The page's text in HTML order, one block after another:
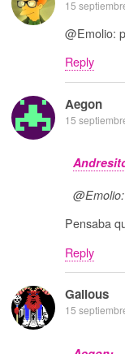
15
@Emolio:
Reply
Aegon
15
Pensaba
Reply
Galious
15